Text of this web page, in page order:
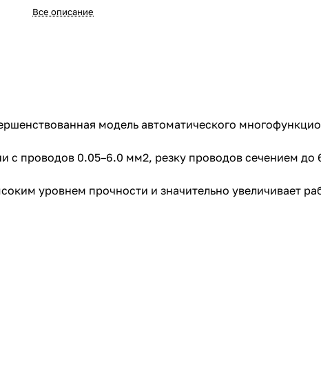
Инструмент сочетает в себе три полезные функции: снятие
изоляции с проводов 0.05–6.0 мм2, резку проводов
Все описание
модель автоматического
с проводов 0.05–6.0 мм2, резку проводов сечением
уровнем прочности и значительно увеличивает